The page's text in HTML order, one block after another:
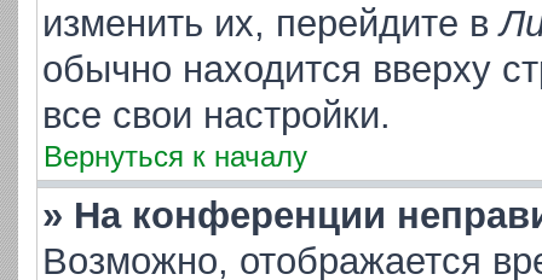
изменить их, перейдите в
обычно находится вверху
все свои настройки.
Вернуться к началу
» На конференции
Возможно, отображается